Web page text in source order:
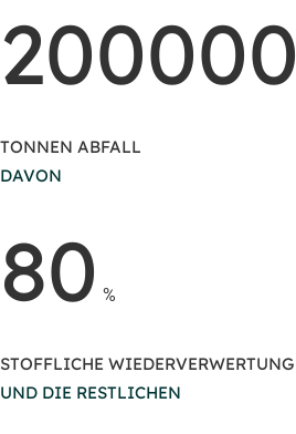
200000
TONNEN ABFALL
DAVON
80 %
STOFFLICHE WIEDERVERWERTUNG
UND DIE RESTLICHEN